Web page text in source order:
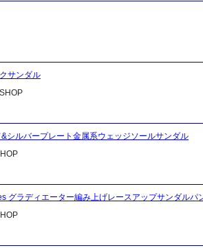
サンダル
ルバープレート金属系ウェッジソールサンダル
グラディエーター編み上げレースアップサンダルパ